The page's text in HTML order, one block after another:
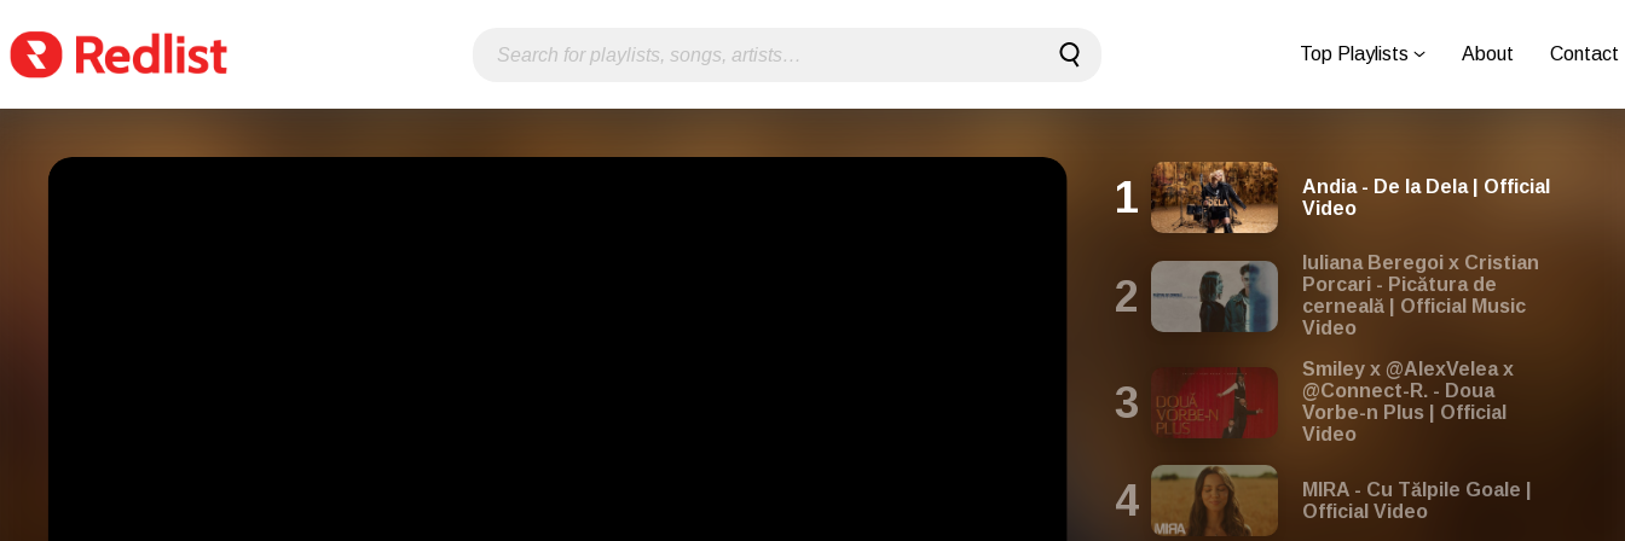
Top Playlists About Contact
Andia - De la Dela | Official
Video
Iuliana Beregoi x Cristian
Porcari - Picătura de
cerneală | Official Music
Video
Smiley x @AlexVelea x
@Connect-R. - Doua
Vorbe-n Plus | Official
Video
MIRA - Cu Tălpile Goale |
Official Video